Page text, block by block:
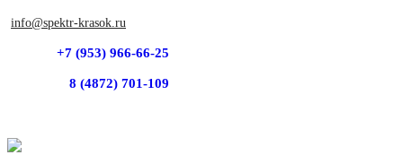
info@spektr-krasok.ru
+7 (953) 966-66-25
8 (4872) 701-109